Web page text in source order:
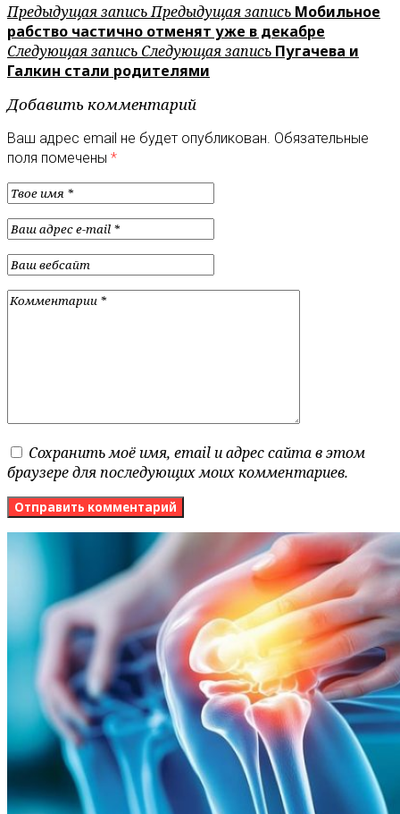
Предыдущая записьПредыдущая запись Мобильное
рабство частично отменят уже в декабре
Следующая запись Следующая запись Пугачева и
Галкин стали родителями
Добавить комментарий
Ваш адрес email не будет опубликован. Обязательные
поля помечены *
Сохранить моё имя, email и адрес сайта в этом
браузере для последующих моих комментариев.